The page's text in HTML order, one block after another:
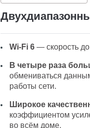
Wi-Fi 6— скорость до
В четыре раза
обмениваться
работы сети.
Широкое
коэффициентом
во всём доме.